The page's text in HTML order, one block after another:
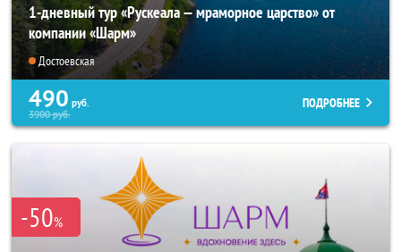
1-дневный тур «Рускеала — мраморное царство» от
компании «Шарм»
Достоевская
490 руб.
3900руб.
ПОДРОБНЕЕ
-50%